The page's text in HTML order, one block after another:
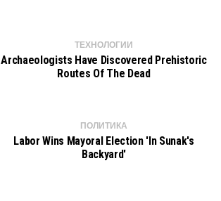
ТЕХНОЛОГИИ
Archaeologists Have Discovered Prehistoric
Routes Of The Dead
ПОЛИТИКА
Labor Wins Mayoral Election 'in Sunak's
Backyard'